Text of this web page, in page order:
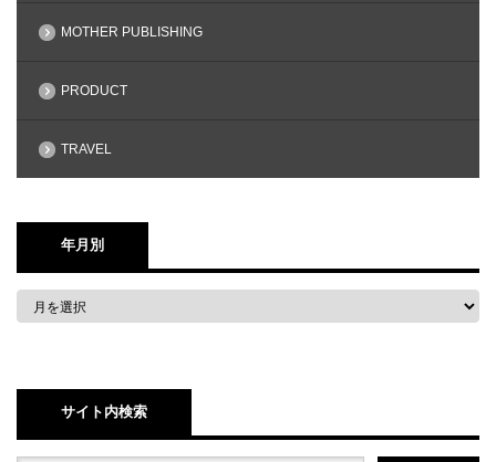
MOTHER PUBLISHING
PRODUCT
TRAVEL
年月別
サイト内検索